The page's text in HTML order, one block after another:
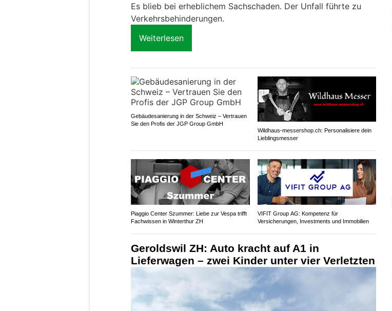
Es blieb bei erheblichem Sachschaden. Der Unfall führte zu
Verkehrsbehinderungen.
Weiterlesen
Gebäudesanierung in der Schweiz – Vertrauen
Sie den Profis der JGP Group GmbH
Wildhaus-messershop.ch: Personalisiere dein
Lieblingsmesser
Piaggio Center Szummer: Liebe zur Vespa trifft
Fachwissen in Winterthur ZH
VIFIT Group AG: Kompetenz für
Versicherungen, Investments und Immobilien
Geroldswil ZH: Auto kracht auf A1 in
Lieferwagen – zwei Kinder unter vier Verletzten